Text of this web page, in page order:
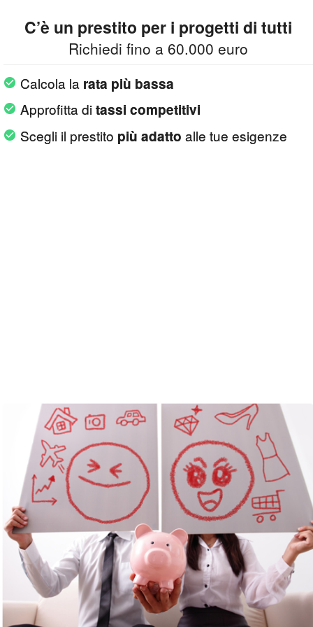
C’è un prestito per i progetti di tutti
Richiedi fino a 60.000 euro
Calcola la rata più bassa
Approfitta ditassi competitivi
Scegli il prestito più adatto alle tue esigenze